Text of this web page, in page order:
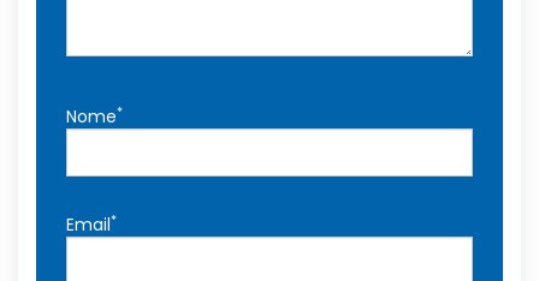
Nome*
Email*